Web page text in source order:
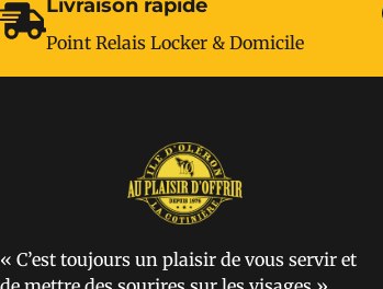
Livraison rapide
Point Relais Locker & Domicile
« C’est toujours un plaisir de vous servir et